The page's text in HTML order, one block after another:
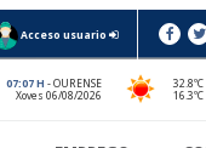
Acceso usuario
07:07 H - OURENSE
Xoves 06/08/2026
32.8ºC
16.3ºC